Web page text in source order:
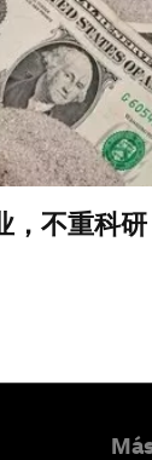
，不重科研